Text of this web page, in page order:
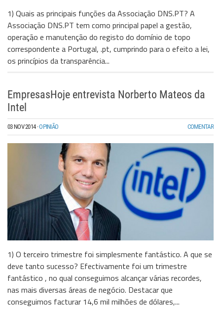
1) Quais as principais funções da Associação DNS.PT? A
Associação DNS.PT tem como principal papel a gestão,
operação e manutenção do registo do domínio de topo
correspondente a Portugal, .pt, cumprindo para o efeito a lei,
os princípios da transparência...
EmpresasHoje entrevista Norberto Mateos da
Intel
03 NOV 2014·OPINIÃO COMENTAR
1) O terceiro trimestre foi simplesmente fantástico. A que se
deve tanto sucesso? Efectivamente foi um trimestre
fantástico , no qual conseguimos alcançar várias recordes,
nas mais diversas áreas de negócio. Destacar que
conseguimos facturar 14,6 mil milhões de dólares,...